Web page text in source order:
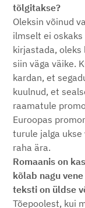
tõlgitakse?
Oleksin võinud
ilmselt ei
kirjastada, oleks
siin väga väike.
kardan, et
kuulnud, et
raamatule
Euroopas
turule jalga ukse
raha ära.
Romaanis on
kõlab nagu
teksti on üldse
Tõepoolest, kui